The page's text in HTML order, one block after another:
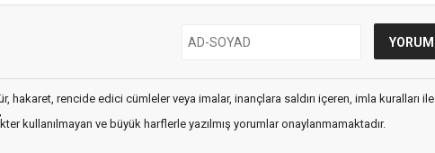
hakaret, rencide edici cümleler veya imalar, inançlara saldırı içeren, imla kuralları ile
kullanılmayan ve büyük harflerle yazılmış yorumlar onaylanmamaktadır.